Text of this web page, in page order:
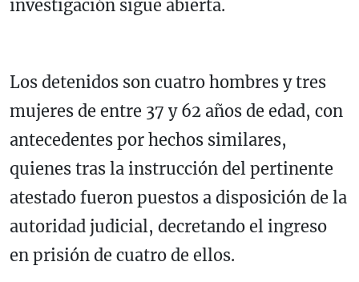
investigación sigue abierta.
Los detenidos son cuatro hombres y tres
mujeres de entre 37 y 62 años de edad, con
antecedentes por hechos similares,
quienes tras la instrucción del pertinente
atestado fueron puestos a disposición de la
autoridad judicial, decretando el ingreso
en prisión de cuatro de ellos.